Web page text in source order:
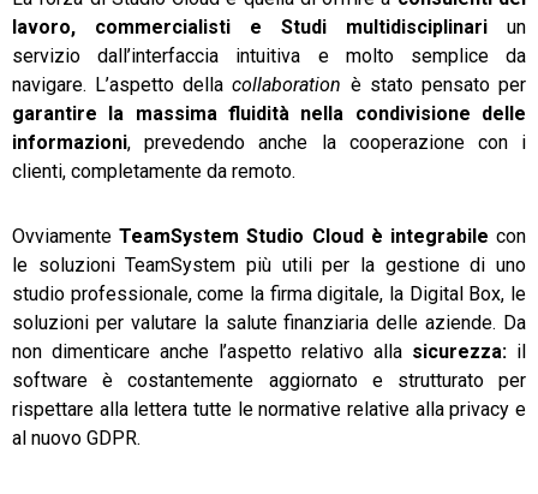
lavoro, commercialisti e Studi multidisciplinari un
servizio dall’interfaccia intuitiva e molto semplice da
navigare. L’aspetto dellacollaboration è stato pensato per
garantire la massima fluidità nella condivisione delle
informazioni, prevedendo anche la cooperazione con i
clienti, completamente da remoto.
OvviamenteTeamSystem Studio Cloud è integrabile con
le soluzioni TeamSystem più utili per la gestione di uno
studio professionale, come la firma digitale, la Digital Box, le
soluzioni per valutare la salute finanziaria delle aziende. Da
non dimenticare anche l’aspetto relativo alla sicurezza: il
software è costantemente aggiornato e strutturato per
rispettare alla lettera tutte le normative relative alla privacy e
al nuovo GDPR.